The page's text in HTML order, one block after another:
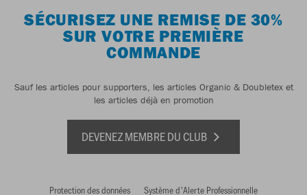
SÉCURISEZ UNE REMISE DE 30%
SUR VOTRE PREMIÈRE
COMMANDE
Sauf les articles pour supporters, les articles Organic & Doubletex et
les articles déjà en promotion
DEVENEZ MEMBRE DU CLUB
Protection des données Système d'Alerte Professionnelle